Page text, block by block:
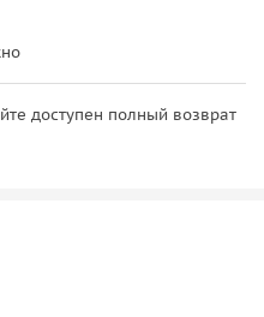
доступен полный возврат